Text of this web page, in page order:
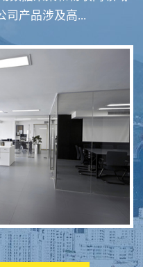
RFID智慧食堂系统
司产品涉及高...